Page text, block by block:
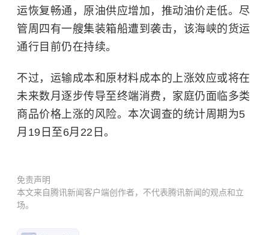
运恢复畅通，原油供应增加，推动油价走低。尽
管周四有一艘集装箱船遭到袭击，该海峡的货运
通行目前仍在持续。
不过，运输成本和原材料成本的上涨效应或将在
未来数月逐步传导至终端消费，家庭仍面临多类
商品价格上涨的风险。本次调查的统计周期为5
月19日至6月22日。
免责声明
本文来自腾讯新闻客户端创作者，不代表腾讯新闻的观点和立
场。